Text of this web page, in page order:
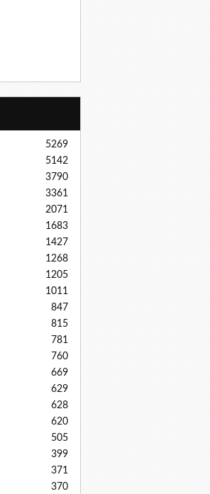
5269
5142
3790
3361
2071
1683
1427
1268
1205
1011
847
815
781
760
669
629
628
620
505
399
371
370